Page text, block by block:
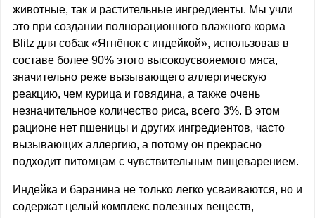
животные, так и растительные ингредиенты. Мы учли
это при создании полнорационного влажного корма
Blitz для собак «Ягнёнок с индейкой», использовав в
составе более 90% этого высокоусвояемого мяса,
значительно реже вызывающего аллергическую
реакцию, чем курица и говядина, а также очень
незначительное количество риса, всего 3%. В этом
рационе нет пшеницы и других ингредиентов, часто
вызывающих аллергию, а потому он прекрасно
подходит питомцам с чувствительным пищеварением.
Индейка и баранина не только легко усваиваются, но и
содержат целый комплекс полезных веществ,